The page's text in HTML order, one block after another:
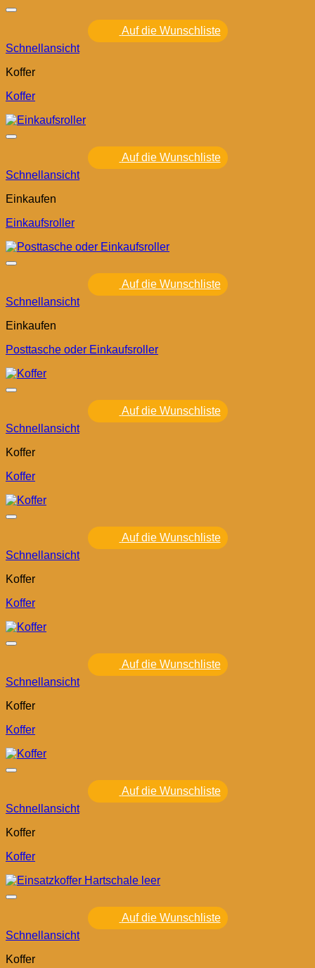
Auf die Wunschliste
Schnellansicht
Koffer
Koffer
Auf die Wunschliste
Schnellansicht
Einkaufen
Einkaufsroller
Auf die Wunschliste
Schnellansicht
Einkaufen
Posttasche oder Einkaufsroller
Auf die Wunschliste
Schnellansicht
Koffer
Koffer
Auf die Wunschliste
Schnellansicht
Koffer
Koffer
Auf die Wunschliste
Schnellansicht
Koffer
Koffer
Auf die Wunschliste
Schnellansicht
Koffer
Koffer
Auf die Wunschliste
Schnellansicht
Koffer